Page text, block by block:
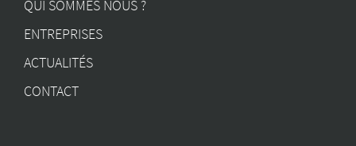
QUI SOMMES NOUS ?
ENTREPRISES
ACTUALITÉS
CONTACT